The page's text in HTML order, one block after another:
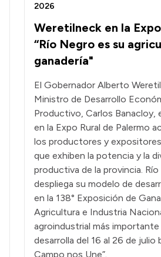
Weretilneck en la
“Río Negro es su
ganadería"
2026
El Gobernador Alberto
Ministro de Desarrollo
Productivo, Carlos Banacloy,
en la Expo Rural de Palermo
los productores y
que exhiben la potencia y la
productiva de la provincia.
despliega su modelo de
en la 138° Exposición de
Agricultura e Industria
agroindustrial más importante
desarrolla del 16 al 26 de julio
Campo nos Une”.